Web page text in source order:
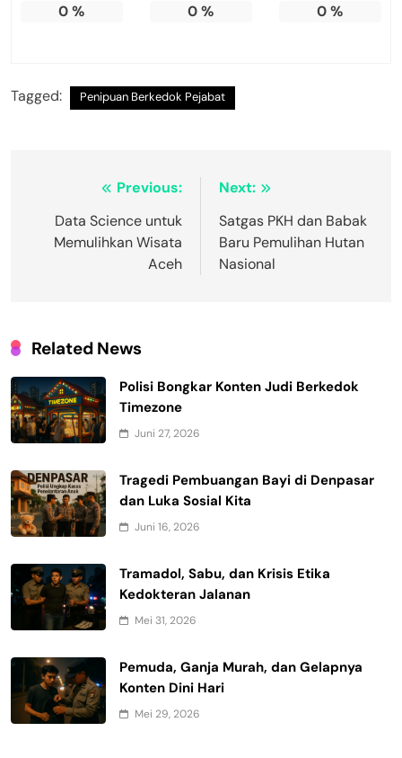
0% 0% 0%
Tagged: Penipuan Berkedok Pejabat
Navigasi
pos
Previous:
Data Science untuk
Memulihkan Wisata
Aceh
Next:
Satgas PKH dan Babak
Baru Pemulihan Hutan
Nasional
Related News
Polisi Bongkar Konten Judi Berkedok
Timezone
Juni 27, 2026
Tragedi Pembuangan Bayi di Denpasar
dan Luka Sosial Kita
Juni 16, 2026
Tramadol, Sabu, dan Krisis Etika
Kedokteran Jalanan
Mei 31, 2026
Pemuda, Ganja Murah, dan Gelapnya
Konten Dini Hari
Mei 29, 2026